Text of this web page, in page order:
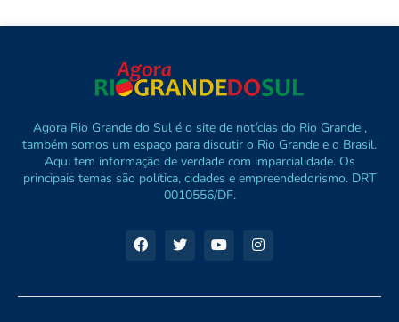
Agora Rio Grande do Sul é o site de notícias do Rio Grande ,
também somos um espaço para discutir o Rio Grande e o Brasil.
Aqui tem informação de verdade com imparcialidade. Os
principais temas são política, cidades e empreendedorismo. DRT
0010556/DF.